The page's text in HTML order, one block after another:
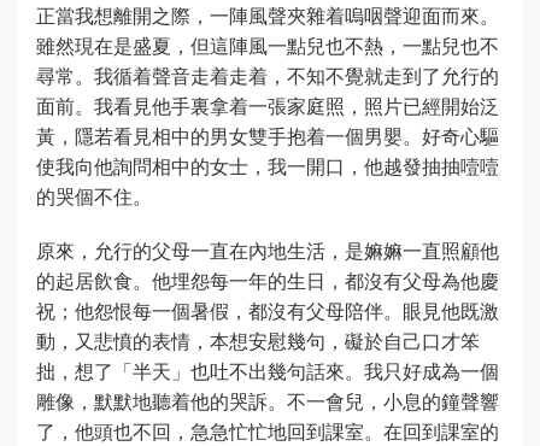
正當我想離開之際，一陣風聲夾雜着嗚咽聲迎面而來。
雖然現在是盛夏，但這陣風一點兒也不熱，一點兒也不
尋常。我循着聲音走着走着，不知不覺就走到了允行的
面前。我看見他手裏拿着一張家庭照，照片已經開始泛
黃，隱若看見相中的男女雙手抱着一個男嬰。好奇心驅
使我向他詢問相中的女士，我一開口，他越發抽抽噎噎
的哭個不住。
原來，允行的父母一直在內地生活，是嫲嫲一直照顧他
的起居飲食。他埋怨每一年的生日，都沒有父母為他慶
祝；他怨恨每一個暑假，都沒有父母陪伴。眼見他既激
動，又悲憤的表情，本想安慰幾句，礙於自己口才笨
拙，想了「半天」也吐不出幾句話來。我只好成為一個
雕像，默默地聽着他的哭訴。不一會兒，小息的鐘聲響
了，他頭也不回，急急忙忙地回到課室。在回到課室的